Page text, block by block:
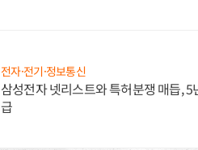
전자·전기·정보통신
삼성전자 넷리스트와 특허분쟁 매듭,
급